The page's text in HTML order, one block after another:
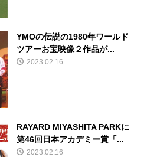
YMOの伝説の1980年ワールド
ツアーお宝映像２作品が...
2023.02.16
RAYARD MIYASHITA PARKに
第46回日本アカデミー賞「...
2023.02.16